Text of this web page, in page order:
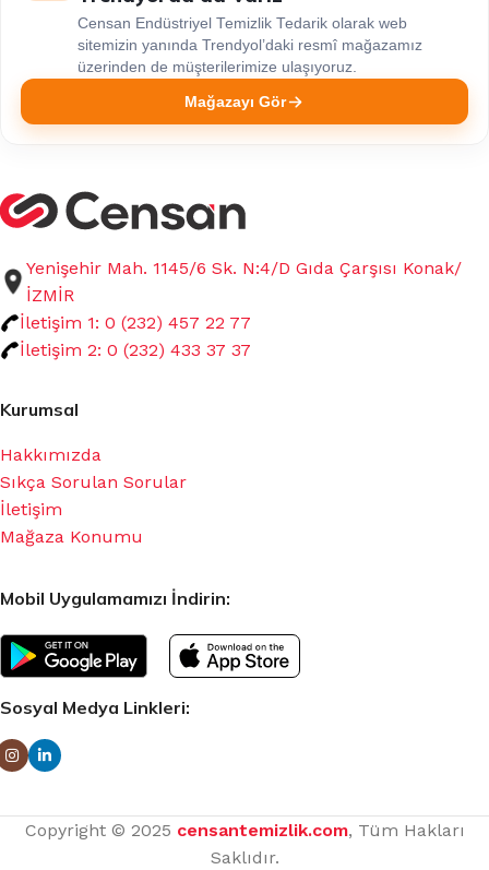
Censan Endüstriyel Temizlik Tedarik olarak web
sitemizin yanında Trendyol’daki resmî mağazamız
üzerinden de müşterilerimize ulaşıyoruz.
Mağazayı Gör
Yenişehir Mah. 1145/6 Sk. N:4/D Gıda Çarşısı Konak/
İZMİR
İletişim 1: 0 (232) 457 22 77
İletişim 2: 0 (232) 433 37 37
Kurumsal
Hakkımızda
Sıkça Sorulan Sorular
İletişim
Mağaza Konumu
Mobil Uygulamamızı İndirin:
Sosyal Medya Linkleri:
Copyright © 2025 censantemizlik.com, Tüm Hakları
Saklıdır.